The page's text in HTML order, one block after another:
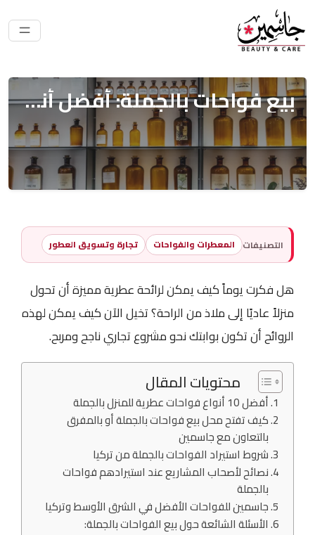
بيع فواحات بالجملة: أفضل أنواع روائح الفواحات للمنازل
التصنيفات المعطرات والفواحات تجارة وتسويق العطور
هل فكرت يوماً كيف يمكن لرائحة عطرية مميزة أن تحول
منزلاً عاديًا إلى ملاذ من الراحة؟ تخيل الآن كيف يمكن لهذه
الروائح أن تكون بوابتك نحو مشروع تجاري ناجح ومربح.
محتويات المقال
أفضل 10 أنواع فواحات عطرية للمنزل بالجملة
كيف تفتح محل بيع فواحات بالجملة أو بالمفرق
بالتعاون مع جاسمين
شروط استيراد الفواحات بالجملة من تركيا
نصائح لأصحاب المشاريع عند استيرادهم فواحات
بالجملة
جاسمين للفواحات الأفضل في الشرق الأوسط وتركيا
الأسئلة الشائعة حول بيع الفواحات بالجملة: